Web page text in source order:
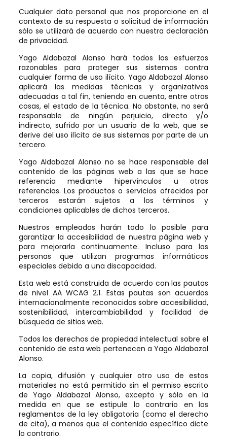
Cualquier dato personal que nos proporcione en el
contexto de su respuesta o solicitud de información
sólo se utilizará de acuerdo con nuestra declaración
de privacidad.
Yago Aldabazal Alonso hará todos los esfuerzos
razonables para proteger sus sistemas contra
cualquier forma de uso ilícito. Yago Aldabazal Alonso
aplicará las medidas técnicas y organizativas
adecuadas a tal fin, teniendo en cuenta, entre otras
cosas, el estado de la técnica. No obstante, no será
responsable de ningún perjuicio, directo y/o
indirecto, sufrido por un usuario de la web, que se
derive del uso ilícito de sus sistemas por parte de un
tercero.
Yago Aldabazal Alonso no se hace responsable del
contenido de las páginas web a las que se hace
referencia mediante hipervínculos u otras
referencias. Los productos o servicios ofrecidos por
terceros estarán sujetos a los términos y
condiciones aplicables de dichos terceros.
Nuestros empleados harán todo lo posible para
garantizar la accesibilidad de nuestra página web y
para mejorarla continuamente. Incluso para las
personas que utilizan programas informáticos
especiales debido a una discapacidad.
Esta web está construida de acuerdo con las pautas
de nivel AA WCAG 2.1. Estas pautas son acuerdos
internacionalmente reconocidos sobre accesibilidad,
sostenibilidad, intercambiabilidad y facilidad de
búsqueda de sitios web.
Todos los derechos de propiedad intelectual sobre el
contenido de esta web pertenecen a Yago Aldabazal
Alonso.
La copia, difusión y cualquier otro uso de estos
materiales no está permitido sin el permiso escrito
de Yago Aldabazal Alonso, excepto y sólo en la
medida en que se estipule lo contrario en los
reglamentos de la ley obligatoria (como el derecho
de cita), a menos que el contenido específico dicte
lo contrario.